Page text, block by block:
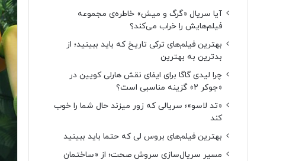
آیا سریال «گرگ و میش» خاطره‌ی مجموعه‌
فیلم‌هایش را خراب می‌کند؟
بهترین فیلم‌های ترکی تاریخ که باید ببینید؛ از
بدترین به بهترین
چرا لیدی گاگا برای ایفای نقش هارلی کویین در
«جوکر ۲» گزینه مناسبی است؟
«تد لاسو»؛ سریالی که زور میزند حال شما را خوب
کند
بهترین فیلم‌های بروس لی که حتما باید ببینید
مسیر سریال‌سازی سروش صحت؛ از «ساختمان